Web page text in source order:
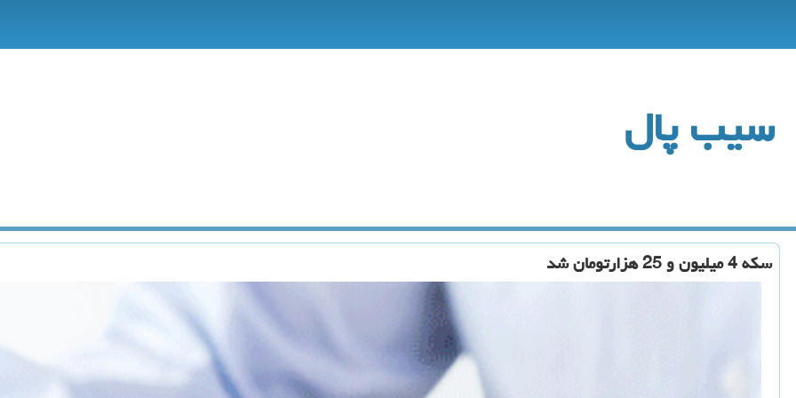
سیب پال
سكه 4 میلیون و 25 هزارتومان شد